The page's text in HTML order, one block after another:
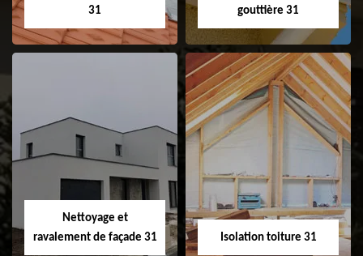
31
Pose et
changement de
fenêtre de toit et
Velux 31
gouttière 31
Nettoyage et pose
Nettoyage et
ravalement de façade 31
Isolation toiture 31